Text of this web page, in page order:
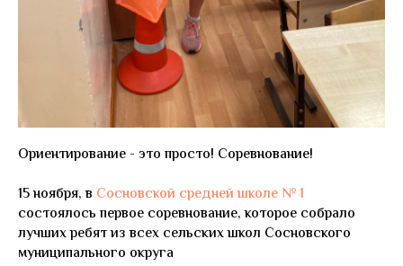
Ориентирование - это просто! Соревнование!
15 ноября, в Сосновской средней школе № 1
состоялось первое соревнование, которое собрало
лучших ребят из всех сельских школ Сосновского
муниципального округа